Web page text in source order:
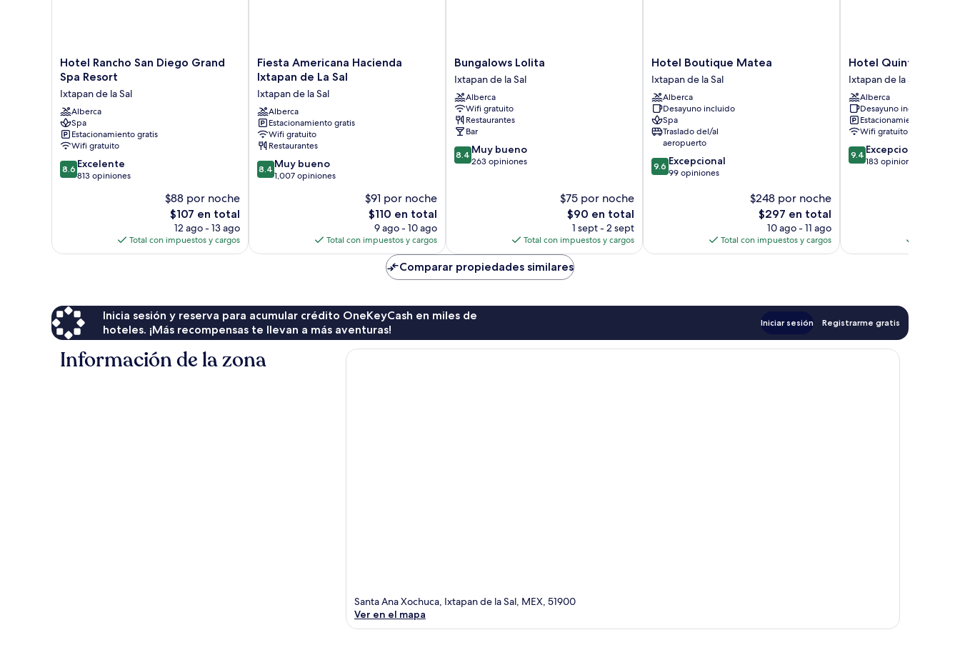
Hotel
Rancho
San
Diego
Grand
Spa
Resort
Ixtapan
de
la
Hotel Rancho San Diego Grand
Spa Resort
Ixtapan de la Sal
Alberca
Spa
Estacionamiento gratis
Wifi gratuito
8.6
de
8.6 Excelente
813 opiniones
$88 por noche
El
precio
actual
es
$107 en total
12 ago - 13 ago
Total con impuestos y cargos
Fiesta
Americana
Hacienda
Ixtapan
de
La
Sal
Ixtapan
de
la
Fiesta Americana Hacienda
Ixtapan de La Sal
Ixtapan de la Sal
Alberca
Estacionamiento gratis
Wifi gratuito
Restaurantes
8.4
de
8.4 Muy bueno
1,007 opiniones
$91 por noche
El
precio
actual
es
$110 en total
9 ago - 10 ago
Total con impuestos y cargos
Bungalows
Lolita
Ixtapan
de
la
Sal
Bungalows Lolita
Ixtapan de la Sal
Alberca
Wifi gratuito
Restaurantes
Bar
8.4
de
8.4 Muy bueno
263 opiniones
$75 por noche
El
precio
actual
es
de
$90
$90 en total
1 sept - 2 sept
Total con impuestos y cargos
Hotel
Boutique
Matea
Ixtapan
de
la
Sal
Hotel Boutique Matea
Ixtapan de la Sal
Alberca
Desayuno incluido
Spa
Traslado del/al
aeropuerto
9.6
de
9.6 Excepcional
99 opiniones
$248 por noche
El
precio
actual
es
$297 en total
10 ago - 11 ago
Total con impuestos y cargos
Hotel
Quinta
San
Carlos
Ixtapan
de
la
Sal
Hotel Quinta San
Ixtapan de la Sal
Alberca
Desayuno incluido
Estacionamiento gratis
Wifi gratuito
9.4
de
9.4 Excepcional
183 opiniones
Comparar propiedades similares
Inicia sesión y reserva para acumular crédito OneKeyCash en miles de
hoteles. ¡Más recompensas te llevan a más aventuras!
Iniciar sesión Registrarme gratis
Información de la zona
Santa Ana Xochuca, Ixtapan de la Sal, MEX, 51900
Ver en el mapa